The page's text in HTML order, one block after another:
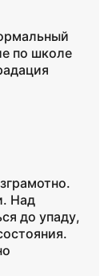
по школе
Над
до упаду,